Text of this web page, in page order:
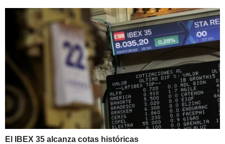
El IBEX 35 alcanza cotas históricas